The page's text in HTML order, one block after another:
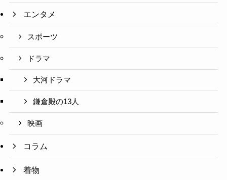
エンタメ
スポーツ
ドラマ
大河ドラマ
鎌倉殿の13人
映画
コラム
着物